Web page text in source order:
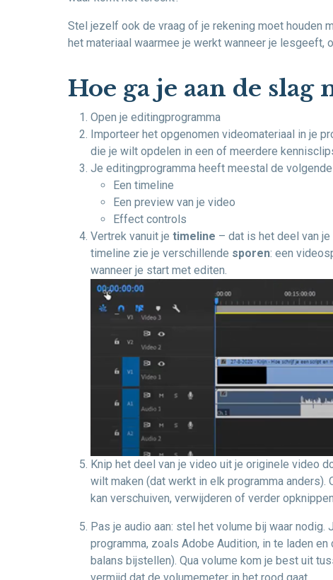
Stel jezelf ook de vraag of je rekening moet houden
het materiaal waarmee je werkt wanneer je lesgeeft,
Hoe ga je aan de slag
Open je editingprogramma
Importeer het opgenomen videomateriaal in je
die je wilt opdelen in een of meerdere
Je editingprogramma heeft meestal de
Een timeline
Een preview van je video
Effect controls
Vertrek vanuit je timeline – dat is het deel van
timeline zie je verschillende sporen: een
wanneer je start met editen.
Knip het deel van je video uit je originele video
wilt maken (dat werkt in elk programma
kan verschuiven, verwijderen of verder
Pas je audio aan: stel het volume bij waar nodig.
programma, zoals Adobe Audition, in te laden
balans bijstellen). Qua volume kom je best uit